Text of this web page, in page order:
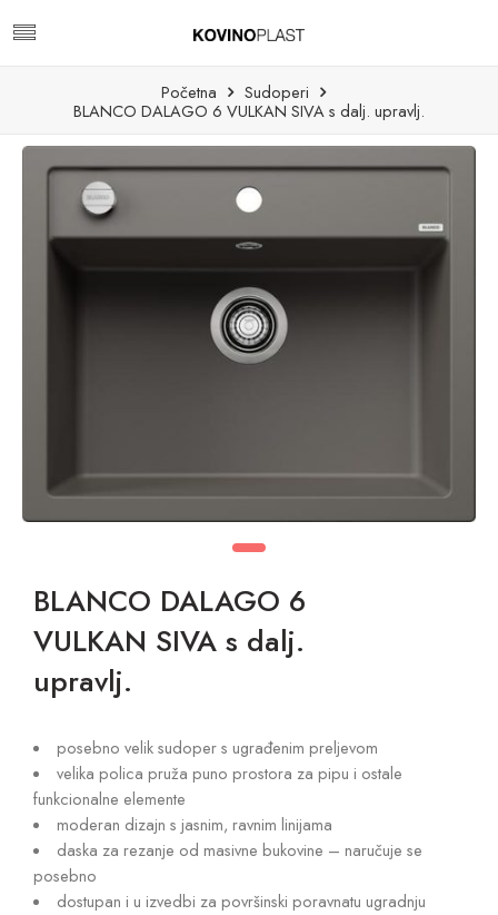
Početna
Sudoperi
BLANCO DALAGO 6 VULKAN SIVA s dalj. upravlj.
BLANCO DALAGO 6
VULKAN SIVA s dalj.
upravlj.
posebno velik sudoper s ugrađenim preljevom
velika polica pruža puno prostora za pipu i ostale
funkcionalne elemente
moderan dizajn s jasnim, ravnim linijama
daska za rezanje od masivne bukovine – naručuje se
posebno
dostupan i u izvedbi za površinski poravnatu ugradnju